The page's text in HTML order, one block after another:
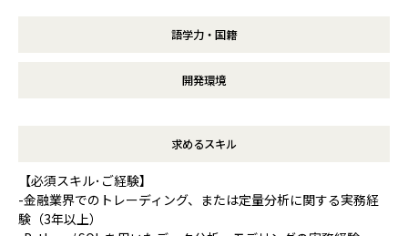
語学力・国籍
開発環境
求めるスキル
【必須スキル･ご経験】
-金融業界でのトレーディング、または定量分析に関する実務経
験（3年以上）